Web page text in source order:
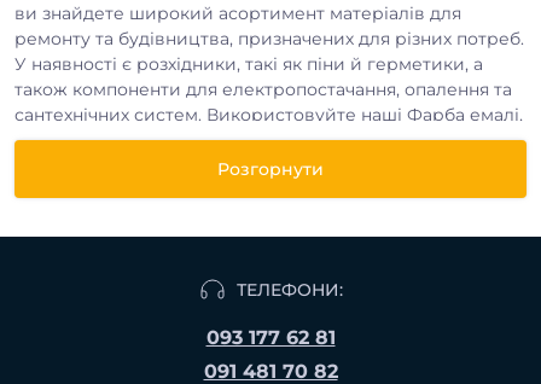
ви знайдете широкий асортимент матеріалів для
ремонту та будівництва, призначених для різних потреб.
У наявності є розхідники, такі як піни й герметики, а
також компоненти для електропостачання, опалення та
сантехнічних систем. Використовуйте наші Фарба емалі,
щоб спростити процес і досягти найкращого результату.
від 247.50 грн. та великий асортимент товарів. Доставка
замовлень здійснюється по всій Україні. Умови доставки
та оплати обговорюються з кожним клієнтом
Розгорнути
ТЕЛЕФОНИ:
093 177 62 81
091 481 70 82